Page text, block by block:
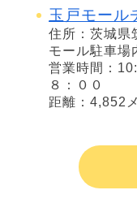
玉戸モール
住所：茨城県
モール駐車場
営業時間：
８：００
距離：4,852